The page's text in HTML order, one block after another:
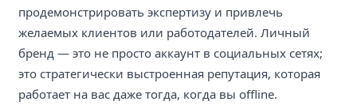
продемонстрировать экспертизу и привлечь
желаемых клиентов или работодателей. Личный
бренд — это не просто аккаунт в социальных сетях;
это стратегически выстроенная репутация, которая
работает на вас даже тогда, когда вы offline.